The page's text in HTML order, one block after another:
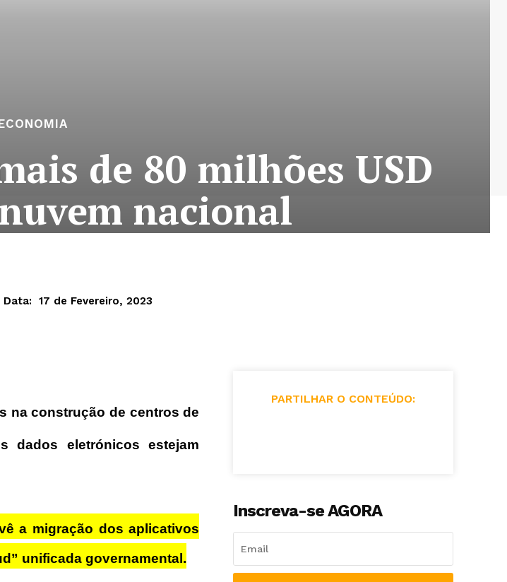
de 80 milhões USD
nacional
Data: 17 de Fevereiro, 2023
na construção de centros de
dados eletrónicos estejam
a migração dos aplicativos
unificada governamental.
PARTILHAR O CONTEÚDO:
Inscreva-se AGORA